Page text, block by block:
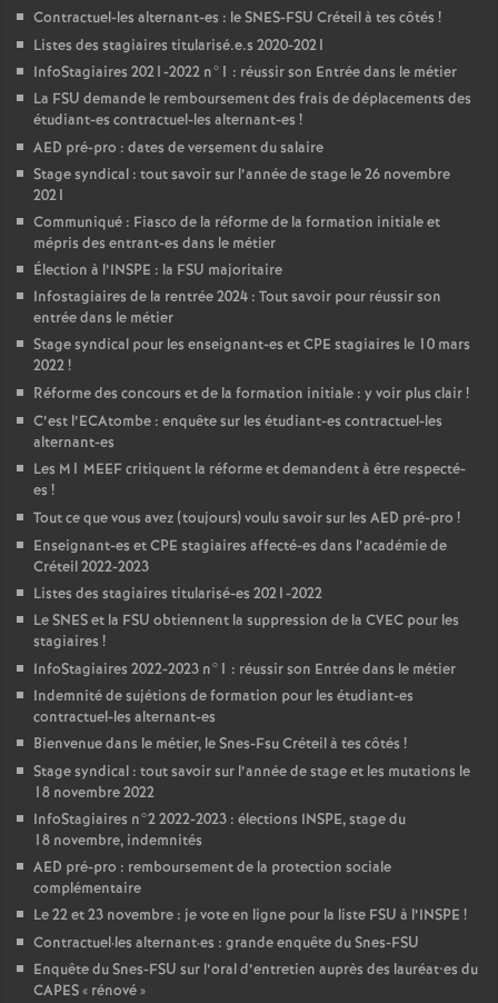
Contractuel-les alternant-es : leSNES-FSU Créteil à tes côtés !
Listes des stagiaires titularisé.e.s 2020-2021
InfoStagiaires 2021-2022 n°1 : réussir son Entrée dans le métier
La FSU demande le remboursement des frais de déplacements des
étudiant-es contractuel-les alternant-es !
AED pré-pro : dates de versement du salaire
Stage syndical : tout savoir sur l’année de stage le 26 novembre
2021
Communiqué : Fiasco de la réforme de la formation initiale et
mépris des entrant-es dans le métier
Élection à l’INSPE : la FSU majoritaire
Infostagiaires de la rentrée 2024 : Tout savoir pour réussir son
entrée dans le métier
Stage syndical pour les enseignant-es etCPE stagiaires le 10 mars
2022!
Réforme des concours et de la formation initiale : y voir plus clair!
C’est l’ECAtombe : enquête sur les étudiant-es contractuel-les
alternant-es
Les M1 MEEFcritiquent la réforme et demandent à être respecté-
es !
Tout ce que vous avez (toujours) voulu savoir sur les AED pré-pro !
Enseignant-es etCPE stagiaires affecté-es dans l’académie de
Créteil 2022-2023
Listes des stagiaires titularisé-es 2021-2022
LeSNESet la FSU obtiennent la suppression de la CVEC pour les
stagiaires !
InfoStagiaires 2022-2023 n°1 : réussir son Entrée dans le métier
Indemnité de sujétions de formation pour les étudiant-es
contractuel-les alternant-es
Bienvenue dans le métier, le Snes-Fsu Créteil à tes côtés !
Stage syndical : tout savoir sur l’année de stage et les mutations le
18 novembre 2022
InfoStagiaires n°2 2022-2023 : élections INSPE, stage du
18 novembre, indemnités
AED pré-pro : remboursement de la protection sociale
complémentaire
Le 22 et 23 novembre : je vote en ligne pour la liste FSU à l’INSPE !
Contractuel·les alternant·es : grande enquête du Snes-FSU
Enquête du Snes-FSU sur l’oral d’entretien auprès des lauréat•es du
CAPES« rénové»